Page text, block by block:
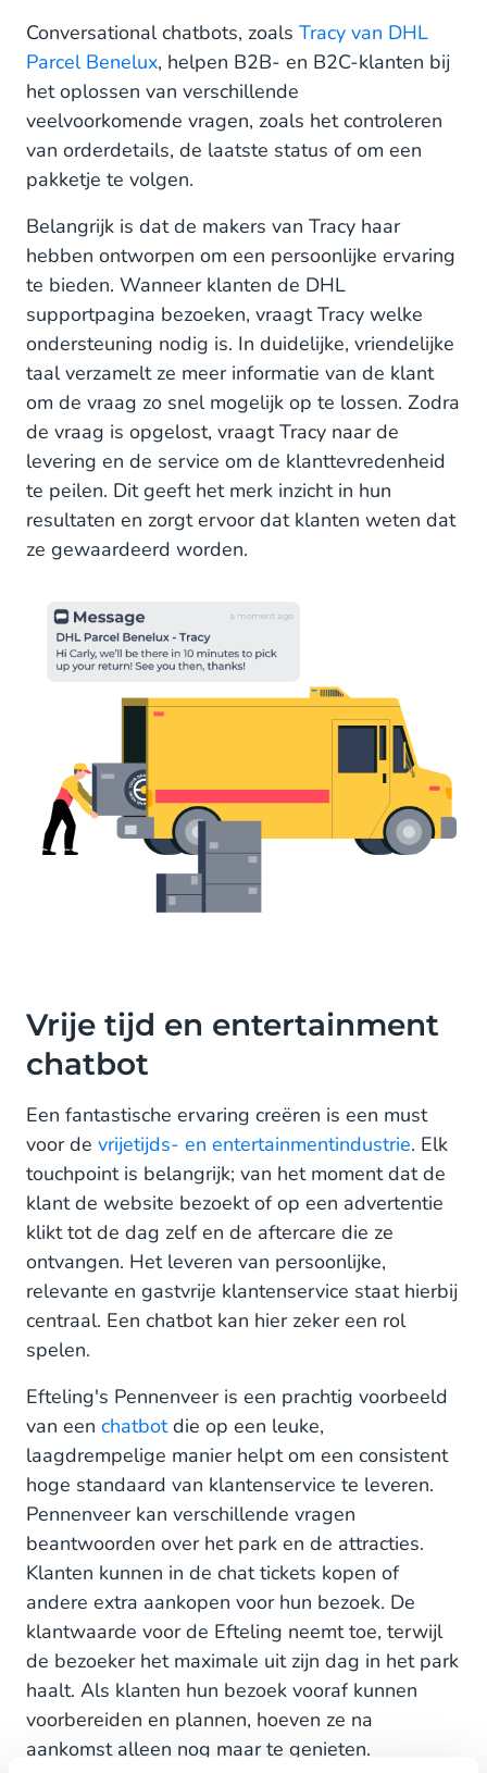
Conversational chatbots, zoals Tracy van DHL
Parcel Benelux, helpen B2B- en B2C-klanten bij
het oplossen van verschillende
veelvoorkomende vragen, zoals het controleren
van orderdetails, de laatste status of om een
pakketje te volgen.
Belangrijk is dat de makers van Tracy haar
hebben ontworpen om een persoonlijke ervaring
te bieden. Wanneer klanten de DHL
supportpagina bezoeken, vraagt Tracy welke
ondersteuning nodig is. In duidelijke, vriendelijke
taal verzamelt ze meer informatie van de klant
om de vraag zo snel mogelijk op te lossen. Zodra
de vraag is opgelost, vraagt Tracy naar de
levering en de service om de klanttevredenheid
te peilen. Dit geeft het merk inzicht in hun
resultaten en zorgt ervoor dat klanten weten dat
ze gewaardeerd worden.
Vrije tijd en entertainment
chatbot
Een fantastische ervaring creëren is een must
voor de vrijetijds- en entertainmentindustrie. Elk
touchpoint is belangrijk; van het moment dat de
klant de website bezoekt of op een advertentie
klikt tot de dag zelf en de aftercare die ze
ontvangen. Het leveren van persoonlijke,
relevante en gastvrije klantenservice staat hierbij
centraal. Een chatbot kan hier zeker een rol
spelen.
Efteling's Pennenveer is een prachtig voorbeeld
van een chatbotdie op een leuke,
laagdrempelige manier helpt om een consistent
hoge standaard van klantenservice te leveren.
Pennenveer kan verschillende vragen
beantwoorden over het park en de attracties.
Klanten kunnen in de chat tickets kopen of
andere extra aankopen voor hun bezoek. De
klantwaarde voor de Efteling neemt toe, terwijl
de bezoeker het maximale uit zijn dag in het park
haalt. Als klanten hun bezoek vooraf kunnen
voorbereiden en plannen, hoeven ze na
aankomst alleen nog maar te genieten.